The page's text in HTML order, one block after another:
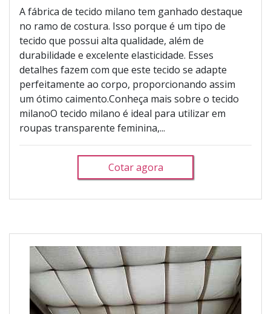
A fábrica de tecido milano tem ganhado destaque
no ramo de costura. Isso porque é um tipo de
tecido que possui alta qualidade, além de
durabilidade e excelente elasticidade. Esses
detalhes fazem com que este tecido se adapte
perfeitamente ao corpo, proporcionando assim
um ótimo caimento.Conheça mais sobre o tecido
milanoO tecido milano é ideal para utilizar em
roupas transparente feminina,...
Cotar agora